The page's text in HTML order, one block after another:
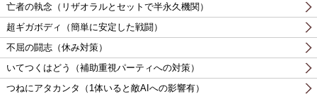
亡者の執念（リザオラルとセットで半永久機関）
超ギガボディ（簡単に安定した戦闘）
不屈の闘志（休み対策）
いてつくはどう（補助重視パーティへの対策）
つねにアタカンタ（1体いると敵AIへの影響有）